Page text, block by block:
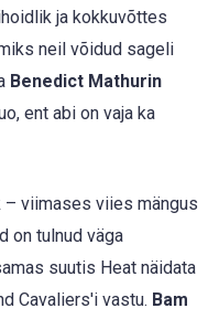
ja kokkuvõttes
neil võidud sageli
Benedict Mathurin
ent abi on vaja ka
– viimases viies mängus
on tulnud väga
suutis Heat näidata
Cavaliers'i vastu. Bam